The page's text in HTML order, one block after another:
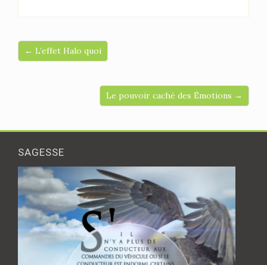
← L’effet Halo quoi
Le pouvoir caché des Émotions →
SAGESSE